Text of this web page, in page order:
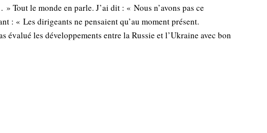
Tout le monde en parle. J’ai dit : « Nous n’avons pas ce
: « Les dirigeants ne pensaient qu’au moment présent.
évalué les développements entre la Russie et l’Ukraine avec bon